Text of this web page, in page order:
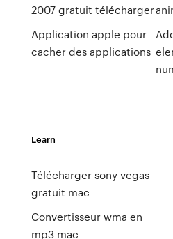
2007 gratuit télécharger
Application apple pour
cacher des applications
Learn
Télécharger sony vegas
gratuit mac
Convertisseur wma en
mp3 mac